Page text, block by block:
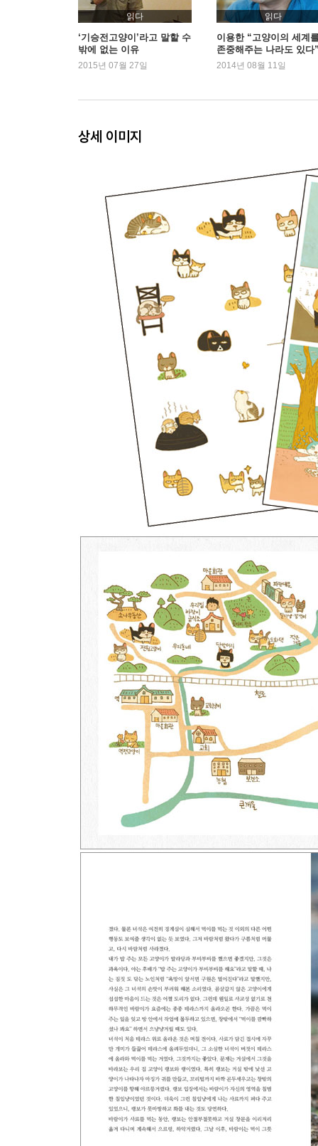
제4부. 여름: 명랑하라 고양이
38. 개짜증 이럴 때 쓰는 말 | 39. 참호 속에 사
아기고양이를 보세요 | 43. 담장 위의 고양이 모
47. 번지점프를 하다 | 48. 장독대, 시골고양이 휴
에필로그: 집으로 온 길고양이 출산기
읽다
‘기승전고양이’라고 말할 수
밖에 없는 이유
2015년 07월 27일
읽다
이용한 “고양이의 세계
존중해주는 나라도 있다
2014년 08월 11일
상세 이미지